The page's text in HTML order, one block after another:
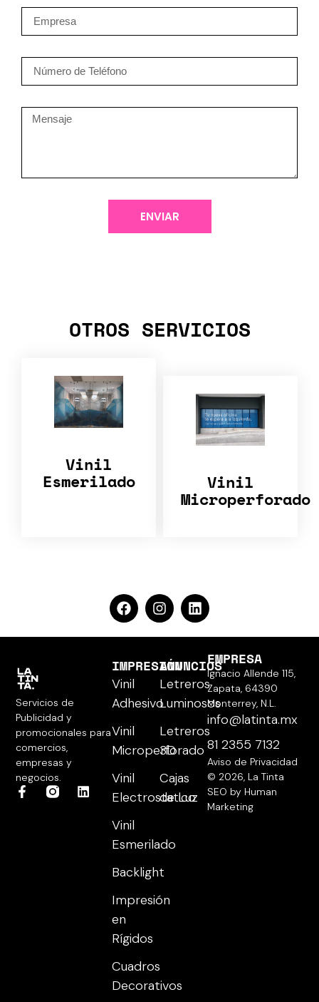
ENVIAR
OTROS SERVICIOS
Vinil
Esmerilado Vinil
Microperforado
Servicios de
Publicidad y
promocionales para
comercios,
empresas y
negocios.
IMPRESIÓN
Vinil
Adhesivo
Vinil
Microperforado
Vinil
Electrostatico
Vinil
Esmerilado
Backlight
Impresión
en
Rígidos
Cuadros
Decorativos
ANUNCIOS
Letreros
Luminosos
Letreros
3D
Cajas
de Luz
EMPRESA
Ignacio Allende 115,
Zapata, 64390
Monterrey, N.L.
info@latinta.mx
81 2355 7132
Aviso de Privacidad
© 2026, La Tinta
SEO by Human
Marketing